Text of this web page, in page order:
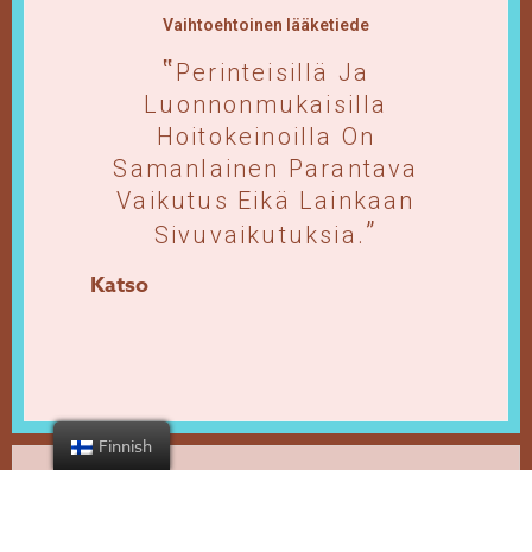
Vaihtoehtoinen lääketiede
Perinteisillä Ja
Luonnonmukaisilla
Hoitokeinoilla On
Samanlainen Parantava
Vaikutus Eikä Lainkaan
Sivuvaikutuksia.
Katso
Finnish